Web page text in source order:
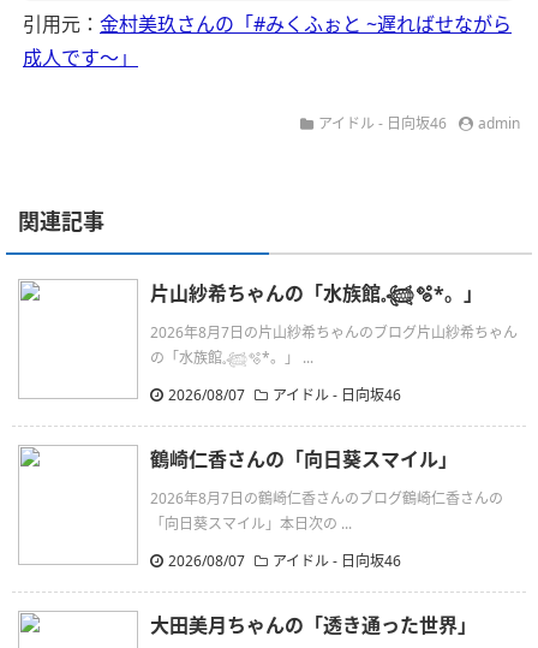
引用元： 金村美玖さんの「#みくふぉと ~遅ればせながら
成人です〜」
アイドル - 日向坂46 admin
関連記事
片山紗希ちゃんの「水族館𓈒𓆉🫧‪*。」
2026年8月7日の片山紗希ちゃんのブログ片山紗希ちゃん
の「水族館𓈒𓆉🫧‪*。」 ...
2026/08/07
アイドル - 日向坂46
鶴崎仁香さんの「向日葵スマイル」
2026年8月7日の鶴崎仁香さんのブログ鶴崎仁香さんの
「向日葵スマイル」本日次の ...
2026/08/07
アイドル - 日向坂46
大田美月ちゃんの「透き通った世界」